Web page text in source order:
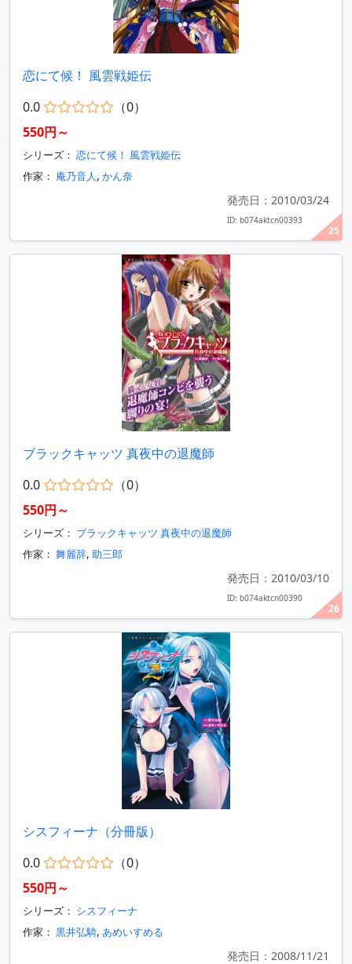
25
恋にて候！ 風雲戦姫伝
0.0
（0）
550円～
シリーズ： 恋にて候！ 風雲戦姫伝
作家： 庵乃音人, かん奈
発売日：2010/03/24
ID: b074aktcn00393
26
ブラックキャッツ 真夜中の退魔師
0.0
（0）
550円～
シリーズ： ブラックキャッツ 真夜中の退魔師
作家： 舞麗辞, 助三郎
発売日：2010/03/10
ID: b074aktcn00390
シスフィーナ（分冊版）
0.0
（0）
550円～
シリーズ： シスフィーナ
作家： 黒井弘騎, あめいすめる
発売日：2008/11/21